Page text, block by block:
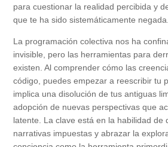
para cuestionar la realidad percibida y
que te ha sido sistemáticamente negada.
La programación colectiva nos ha
invisible, pero las herramientas para
existen. Al comprender cómo las
código, puedes empezar a reescribir tu
implica una disolución de tus antiguas
adopción de nuevas perspectivas que
latente. La clave está en la habilidad de
narrativas impuestas y abrazar la